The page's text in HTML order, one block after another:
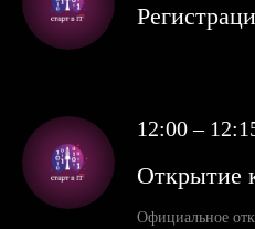
12:00 –
Открытие
Официальное